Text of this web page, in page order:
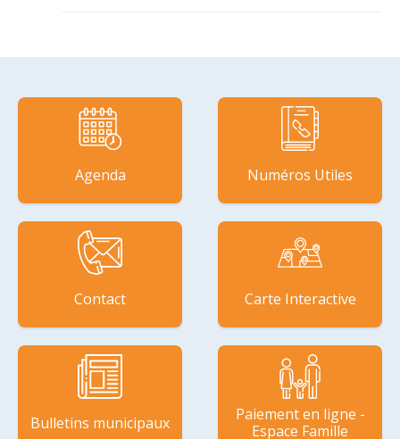
Agenda Numéros Utiles
Contact Carte Interactive
Bulletins municipaux
Paiement en ligne -
Espace Famille